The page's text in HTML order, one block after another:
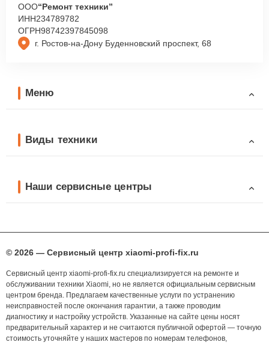
г. Ростов-на-Дону Буденновский проспект, 68
ООО“Ремонт техники”
ИНН234789782
ОГРН98742397845098
Меню
Виды техники
Наши сервисные центры
© 2026 — Сервисный центр xiaomi-profi-fix.ru
Сервисный центр xiaomi-profi-fix.ru специализируется на ремонте и
обслуживании техники Xiaomi, но не является официальным сервисным
центром бренда. Предлагаем качественные услуги по устранению
неисправностей после окончания гарантии, а также проводим
диагностику и настройку устройств. Указанные на сайте цены носят
предварительный характер и не считаются публичной офертой — точную
стоимость уточняйте у наших мастеров по номерам телефонов,